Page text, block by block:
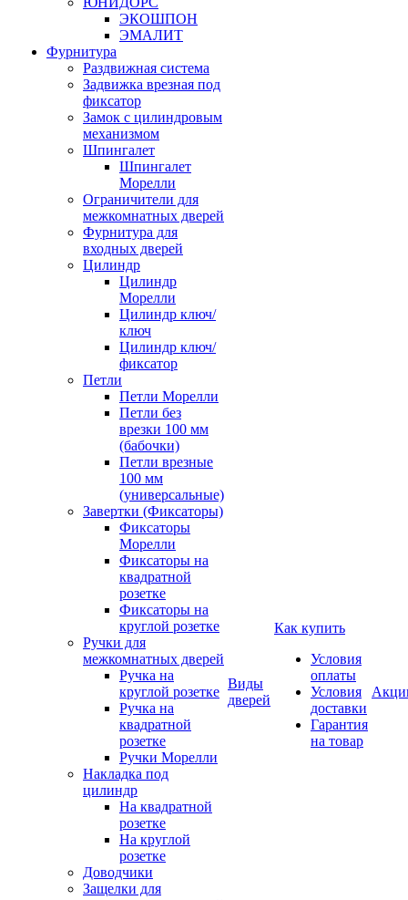
ЭКОШПОН
ЭМАЛИТ
Фурнитура
Раздвижная система
Задвижка врезная под
фиксатор
Замок с цилиндровым
механизмом
Шпингалет
Шпингалет
Морелли
Ограничители для
межкомнатных дверей
Фурнитура для
входных дверей
Цилиндр
Цилиндр
Морелли
Цилиндр ключ/
ключ
Цилиндр ключ/
фиксатор
Петли
Петли Морелли
Петли без
врезки 100 мм
(бабочки)
Петли врезные
100 мм
(универсальные)
Завертки (Фиксаторы)
Фиксаторы
Морелли
Фиксаторы на
квадратной
розетке
Фиксаторы на
круглой розетке
Ручки для
межкомнатных дверей
Ручка на
круглой розетке
Ручка на
квадратной
розетке
Ручки Морелли
Накладка под
цилиндр
На квадратной
розетке
На круглой
розетке
Доводчики
Защелки для
Виды
дверей
Как купить
Условия
оплаты
Условия
доставки
Гарантия
на товар